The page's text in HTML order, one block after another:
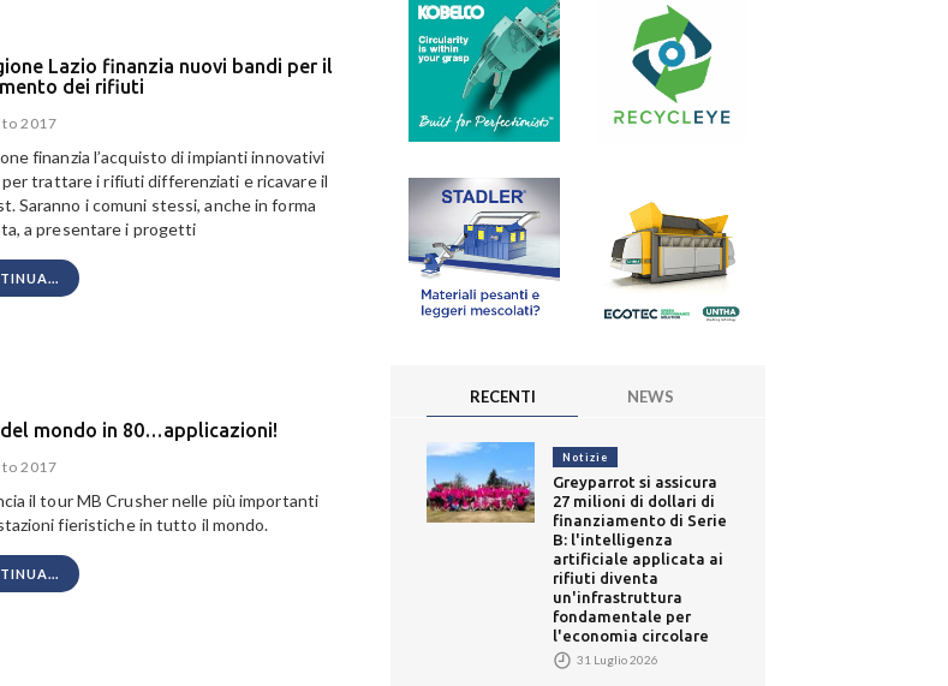
Lazio finanzia nuovi bandi per il
dei rifiuti
2017
finanzia l’acquisto di impianti innovativi
per trattare i rifiuti differenziati e ricavare il
Saranno i comuni stessi, anche in forma
a presentare i progetti
mondo in 80…applicazioni!
2017
il tour MB Crusher nelle più importanti
fieristiche in tutto il mondo.
RECENTI NEWS
Notizie
Greyparrot si assicura
27 milioni di dollari di
finanziamento di Serie
B: l'intelligenza
artificiale applicata ai
rifiuti diventa
un'infrastruttura
fondamentale per
l'economia circolare
31 Luglio 2026